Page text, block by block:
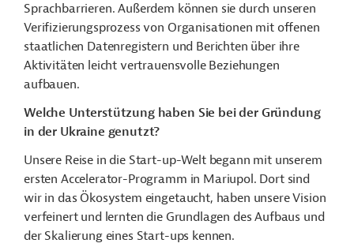
Sprachbarrieren. Außerdem können sie durch unseren
Verifizierungsprozess von Organisationen mit offenen
staatlichen Datenregistern und Berichten über ihre
Aktivitäten leicht vertrauensvolle Beziehungen
aufbauen.
Welche Unterstützung haben Sie bei der Gründung
in der Ukraine genutzt?
Unsere Reise in die Start-up-Welt begann mit unserem
ersten Accelerator-Programm in Mariupol. Dort sind
wir in das Ökosystem eingetaucht, haben unsere Vision
verfeinert und lernten die Grundlagen des Aufbaus und
der Skalierung eines Start-ups kennen.